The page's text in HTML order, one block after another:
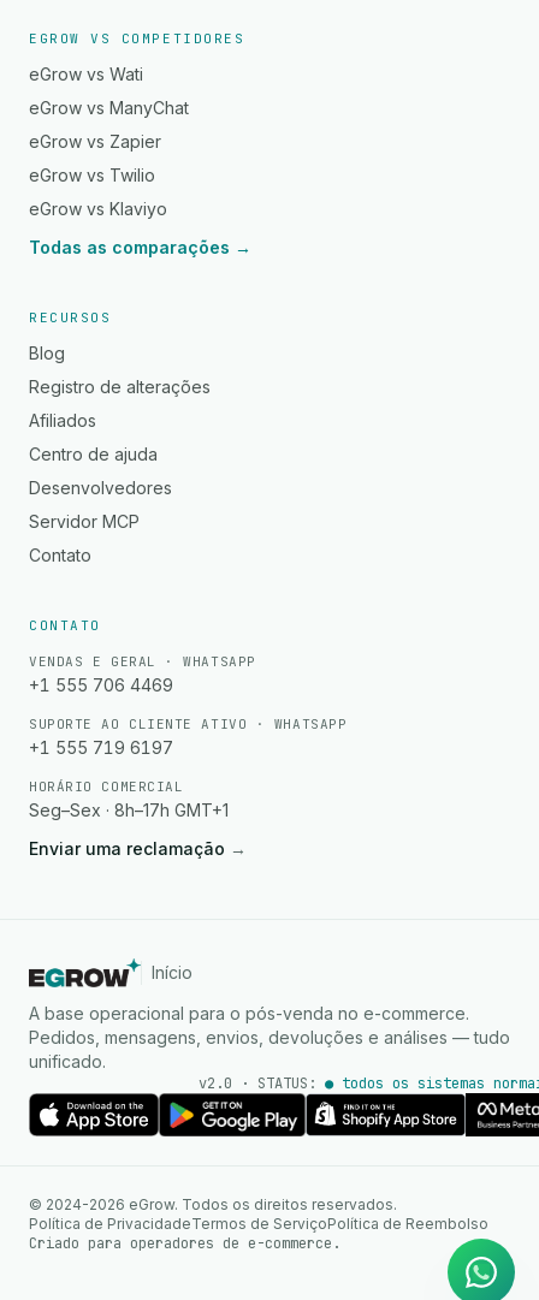
EGROW VS COMPETIDORES
eGrow vs Wati
eGrow vs ManyChat
eGrow vs Zapier
eGrow vs Twilio
eGrow vs Klaviyo
Todas as comparações →
RECURSOS
Blog
Registro de alterações
Afiliados
Centro de ajuda
Desenvolvedores
Servidor MCP
Contato
CONTATO
VENDAS E GERAL · WHATSAPP
+1 555 706 4469
SUPORTE AO CLIENTE ATIVO · WHATSAPP
+1 555 719 6197
HORÁRIO COMERCIAL
Seg–Sex · 8h–17h GMT+1
Enviar uma reclamação →
Início
A base operacional para o pós-venda no e-commerce.
Pedidos, mensagens, envios, devoluções e análises — tudo
unificado.
v2.0 · STATUS: ● todos os sistemas
© 2024-2026 eGrow. Todos os direitos reservados.
Política de PrivacidadeTermos de ServiçoPolítica de Reembolso
Criado para operadores de e-commerce.
WhatsApp